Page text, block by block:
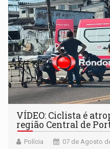
VÍDEO: Ciclista é
região Central de
Polícia 07 de Agosto